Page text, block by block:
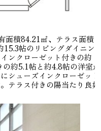
面積84.21㎡、テラス面積
帖のリビングダイニン
ンクローゼット付きの約
約5.1帖と約4.8帖の洋室が
シューズインクローゼット
テラス付きの陽当たり良好